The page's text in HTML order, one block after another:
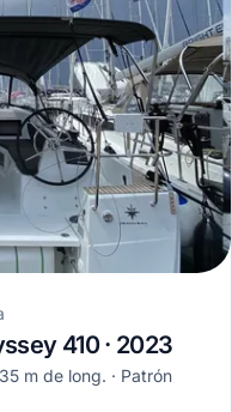
410 · 2023
m de long.
Patrón